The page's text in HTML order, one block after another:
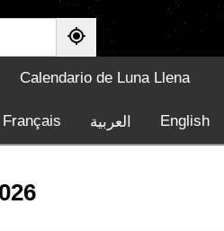
Calendario de Luna Llena
English العربية Français